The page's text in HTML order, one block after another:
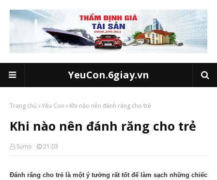
YeuCon.6giay.vn
Trang chủ Yêu Con Khi nào nên đánh răng cho trẻ
Khi nào nên đánh răng cho trẻ
Sumo 21:03
Đánh răng cho trẻ là một ý tưởng rất tốt để làm sạch những chiếc